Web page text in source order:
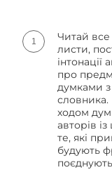
Читай
листи,
інтонації
про
думками з
словника.
ходом
авторів
те, які
будують